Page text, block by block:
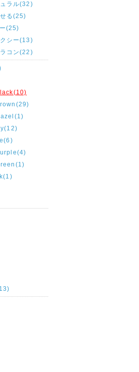
ラル(32)
る(25)
(25)
シー(13)
コン(22)